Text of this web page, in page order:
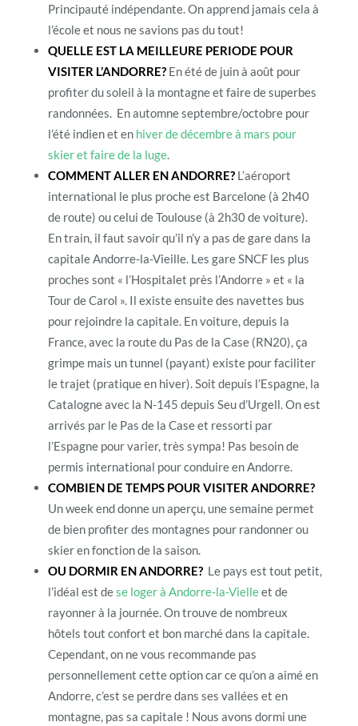
Principauté indépendante. On apprend jamais cela à
l’école et nous ne savions pas du tout!
QUELLE EST LA MEILLEURE PERIODE POUR
VISITER L’ANDORRE? En été de juin à août pour
profiter du soleil à la montagne et faire de superbes
randonnées. En automne septembre/octobre pour
l’été indien et en hiver de décembre à mars pour
skier et faire de la luge.
COMMENT ALLER EN ANDORRE? L’aéroport
international le plus proche est Barcelone (à 2h40
de route) ou celui de Toulouse (à 2h30 de voiture).
En train, il faut savoir qu’il n’y a pas de gare dans la
capitale Andorre-la-Vieille. Les gare SNCF les plus
proches sont « l’Hospitalet près l’Andorre » et « la
Tour de Carol ». Il existe ensuite des navettes bus
pour rejoindre la capitale. En voiture, depuis la
France, avec la route du Pas de la Case (RN20), ça
grimpe mais un tunnel (payant) existe pour faciliter
le trajet (pratique en hiver). Soit depuis l’Espagne, la
Catalogne avec la N-145 depuis Seu d’Urgell. On est
arrivés par le Pas de la Case et ressorti par
l’Espagne pour varier, très sympa! Pas besoin de
permis international pour conduire en Andorre.
COMBIEN DE TEMPS POUR VISITER ANDORRE?
Un week end donne un aperçu, une semaine permet
de bien profiter des montagnes pour randonner ou
skier en fonction de la saison.
OU DORMIR EN ANDORRE? Le pays est tout petit,
l’idéal est dese loger à Andorre-la-Vielleet de
rayonner à la journée. On trouve de nombreux
hôtels tout confort et bon marché dans la capitale.
Cependant, on ne vous recommande pas
personnellement cette option car ce qu’on a aimé en
Andorre, c’est se perdre dans ses vallées et en
montagne, pas sa capitale ! Nous avons dormi une